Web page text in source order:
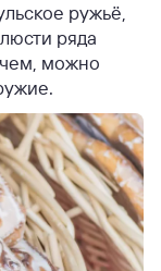
ружьё,
ряда
можно